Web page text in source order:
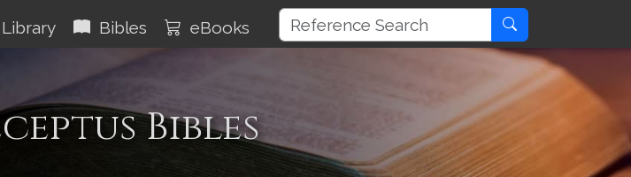
Library Bibles eBooks
Bibles